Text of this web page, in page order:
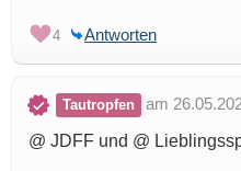
4 Antworten
Tautropfen
am
@ JDFF und @